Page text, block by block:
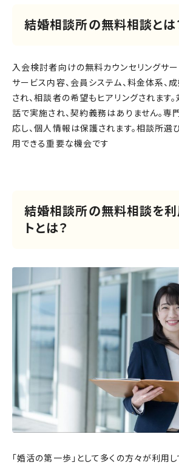
結婚相談所の無料相談とは
入会検討者向けの無料カウンセリングサー
サービス内容、会員システム、料金体系、
され、相談者の希望もヒアリングされます。
話で実施され、契約義務はありません。専
応し、個人情報は保護されます。相談所選
用できる重要な機会です
結婚相談所の無料相談を利
トとは？
「婚活の第一歩」として多くの方々が利用